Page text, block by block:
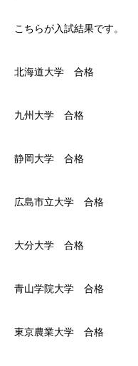
こちらが入試結果です。
北海道大学 合格
九州大学 合格
静岡大学 合格
広島市立大学 合格
大分大学 合格
青山学院大学 合格
東京農業大学 合格